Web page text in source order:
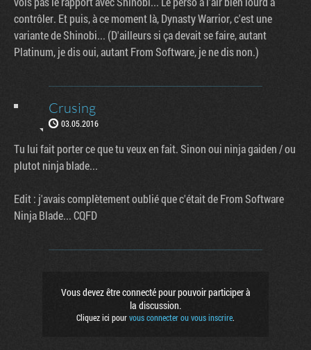
contrôler. Et puis, à ce moment là, Dynasty Warrior, c'est une
variante de Shinobi... (D'ailleurs si ça devait se faire, autant
Platinum, je dis oui, autant From Software, je ne dis non.)
Crusing
03.05.2016
Tu lui fait porter ce que tu veux en fait. Sinon oui ninja gaiden / ou
plutot ninja blade...
Edit : j'avais complètement oublié que c'était de From Software
Ninja Blade... CQFD
Vous devez être connecté pour pouvoir participer à
la discussion.
Cliquez ici pourvous connecter ou vous inscrire.